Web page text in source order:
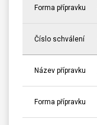
Forma přípravku
Číslo schválení
Název přípravku
Forma přípravku